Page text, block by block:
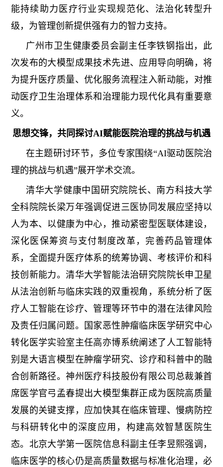
能持续助力医疗行业实现规范化、法治化转型升
级，为管理创新提供强有力的智力支持。
广州市卫生健康委员会副主任李铁钢指出，此
次发布的大模型成果技术先进、应用导向明确，将
为提升医疗质量、优化服务流程注入新动能，对推
动医疗卫生治理体系和治理能力现代化具有重要意
义。
思想交锋，共同探讨AI赋能医院治理的挑战与机遇
在主题研讨环节，多位专家围绕“AI驱动医院治
理的挑战与机遇”展开学术交流。
清华大学健康中国研究院院长、南方科技大学
全科院院长梁万年强调促进三医协同发展应坚持以
人为本、以健康为中心，推动紧密型医联体建设，
深化医保筹资与支付制度改革，完善药品管理体
系，全面提升医疗体系的统筹协调、考核评价和科
技创新能力。清华大学智能法治研究院院长申卫星
从法治创新与临床实践的双重视角，系统分析了医
疗人工智能在诊疗、管理等环节中的潜在法律风险
及责任归属问题。国家恶性肿瘤临床医学研究中心
转化医学实验室主任高亦博系统阐述了人工智能特
别是大语言模型在肿瘤学研究、诊疗和科普中的融
合创新路径。神州医疗科技股份有限公司总裁兼首
席医学官弓孟春提出大模型集群正成为医院高质量
发展的关键支撑，应加快其在临床管理、慢病防控
与科研转化中的深度应用，构建高效智慧医院生
态。北京大学第一医院信息科副主任李昱熙强调，
临床医学的核心仍是高质量数据与标准化治理，必